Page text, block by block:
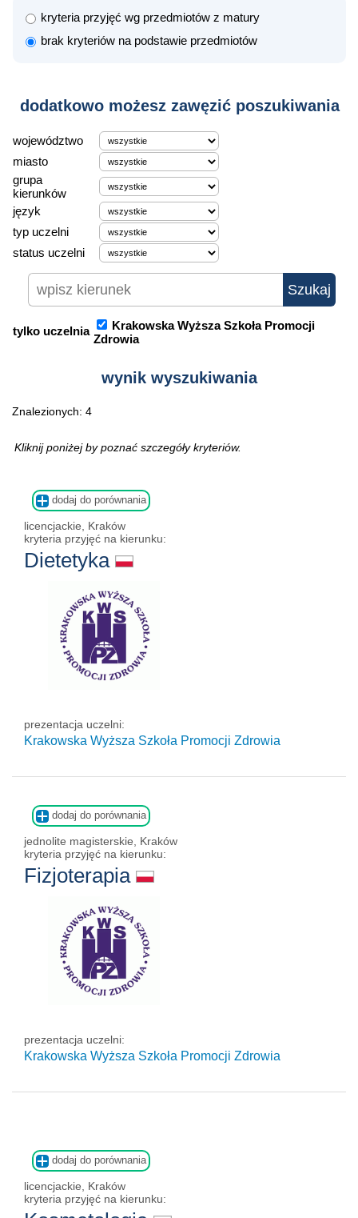
kryteria przyjęć wg przedmiotów z matury
brak kryteriów na podstawie przedmiotów
dodatkowo możesz zawęzić poszukiwania
województwo
miasto
grupa
kierunków
język
typ uczelni
status uczelni
tylko uczelnia
Krakowska Wyższa Szkoła Promocji
Zdrowia
wynik wyszukiwania
Znalezionych: 4
Kliknij poniżej by poznać szczegóły kryteriów.
dodaj do porównania
licencjackie, Kraków
kryteria przyjęć na kierunku:
Dietetyka
prezentacja uczelni:
Krakowska Wyższa Szkoła Promocji Zdrowia
dodaj do porównania
jednolite magisterskie, Kraków
kryteria przyjęć na kierunku:
Fizjoterapia
prezentacja uczelni:
Krakowska Wyższa Szkoła Promocji Zdrowia
dodaj do porównania
licencjackie, Kraków
kryteria przyjęć na kierunku: